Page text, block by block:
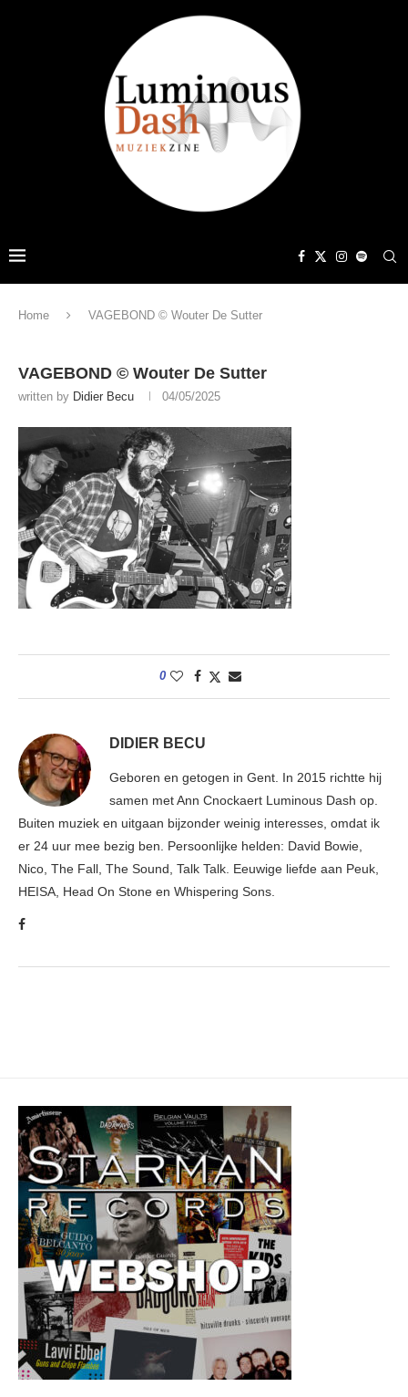
Home VAGEBOND © Wouter De Sutter
VAGEBOND © Wouter De Sutter
written by Didier Becu 04/05/2025
0
DIDIER BECU
Geboren en getogen in Gent. In 2015 richtte hij
samen met Ann Cnockaert Luminous Dash op.
Buiten muziek en uitgaan bijzonder weinig interesses, omdat ik
er 24 uur mee bezig ben. Persoonlijke helden: David Bowie,
Nico, The Fall, The Sound, Talk Talk. Eeuwige liefde aan Peuk,
HEISA, Head On Stone en Whispering Sons.